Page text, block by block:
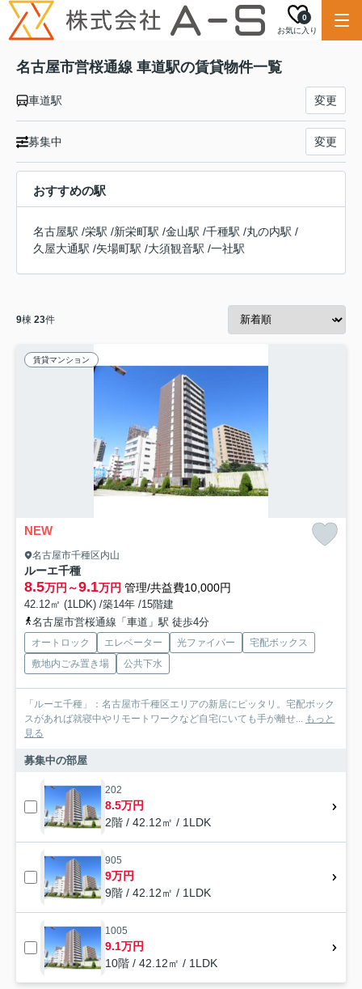
お気に入り
0
名古屋市営桜通線 車道駅の賃貸物件一覧
車道駅 変更
募集中 変更
おすすめの駅
名古屋駅 /栄駅 /新栄町駅 /金山駅 /千種駅 /丸の内駅 /
久屋大通駅 /矢場町駅 /大須観音駅 /一社駅
9棟 23件
賃貸マンション
NEW
名古屋市千種区内山
ルーエ千種
8.5万円～9.1万円 管理/共益費10,000円
42.12㎡ (1LDK) /築14年 /15階建
名古屋市営桜通線「車道」駅 徒歩4分
オートロック エレベーター 光ファイバー
宅配ボックス
敷地内ごみ置き場
公共下水
「ルーエ千種」：名古屋市千種区エリアの新居にピッタリ。宅配ボック
スがあれば就寝中やリモートワークなど自宅にいても手が離せ... もっと
見る
募集中の部屋
202
8.5万円
2階 / 42.12㎡ / 1LDK
905
9万円
9階 / 42.12㎡ / 1LDK
1005
9.1万円
10階 / 42.12㎡ / 1LDK